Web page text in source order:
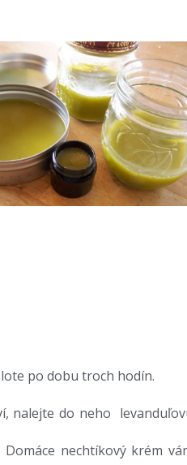
po dobu troch hodín.
nalejte do neho
nechtíkový krém